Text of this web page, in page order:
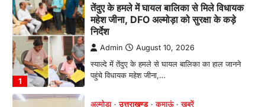
1
तेंदुए के हमले में घायल बालिका से मिले विधायक
महेश जीना, DFO अल्मोड़ा को सुरक्षा के कड़े
निर्देश
Admin August 10, 2026
स्याल्दे में तेंदुए के हमले से घायल बालिका का हाल जानने
पहुंचे विधायक महेश जीना,…
अल्मोड़ा उत्तराखण्ड कुमाऊं ख़बरें